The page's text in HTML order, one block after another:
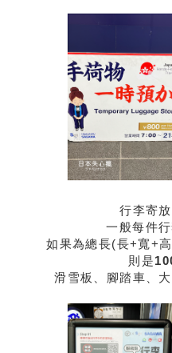
行李寄
一般每件
如果為總長(長+寬+
則是
滑雪板、腳踏車、